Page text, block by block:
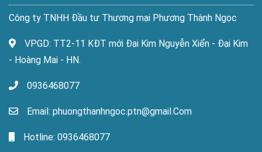
Công ty TNHH Đầu tư Thương mại Phương Thành Ngọc
VPGD: TT2-11 KĐT mới Đại Kim Nguyễn Xiển - Đại Kim
- Hoàng Mai - HN.
0936468077
Email: phuongthanhngoc.ptn@gmail.Com
Hotline: 0936468077